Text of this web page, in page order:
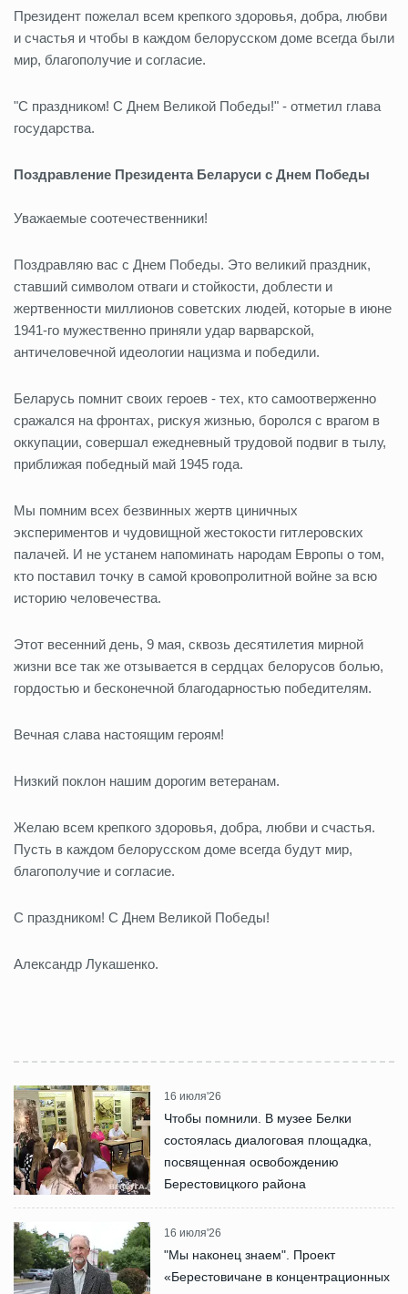
Президент пожелал всем крепкого здоровья, добра, любви
и счастья и чтобы в каждом белорусском доме всегда были
мир, благополучие и согласие.
"С праздником! С Днем Великой Победы!" - отметил глава
государства.
Поздравление Президента Беларуси с Днем Победы
Уважаемые соотечественники!
Поздравляю вас с Днем Победы. Это великий праздник,
ставший символом отваги и стойкости, доблести и
жертвенности миллионов советских людей, которые в июне
1941-го мужественно приняли удар варварской,
античеловечной идеологии нацизма и победили.
Беларусь помнит своих героев - тех, кто самоотверженно
сражался на фронтах, рискуя жизнью, боролся с врагом в
оккупации, совершал ежедневный трудовой подвиг в тылу,
приближая победный май 1945 года.
Мы помним всех безвинных жертв циничных
экспериментов и чудовищной жестокости гитлеровских
палачей. И не устанем напоминать народам Европы о том,
кто поставил точку в самой кровопролитной войне за всю
историю человечества.
Этот весенний день, 9 мая, сквозь десятилетия мирной
жизни все так же отзывается в сердцах белорусов болью,
гордостью и бесконечной благодарностью победителям.
Вечная слава настоящим героям!
Низкий поклон нашим дорогим ветеранам.
Желаю всем крепкого здоровья, добра, любви и счастья.
Пусть в каждом белорусском доме всегда будут мир,
благополучие и согласие.
С праздником! С Днем Великой Победы!
Александр Лукашенко.
16 июля'26
Чтобы помнили. В музее Белки
состоялась диалоговая площадка,
посвященная освобождению
Берестовицкого района
16 июля'26
"Мы наконец знаем". Проект
«Берестовичане в концентрационных